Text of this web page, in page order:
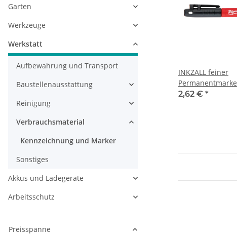
INKZALL feiner
2,62 € *
Garten
Werkzeuge
Werkstatt
Aufbewahrung und Transport
Baustellenausstattung
Reinigung
Verbrauchsmaterial
Kennzeichnung und Marker
Sonstiges
Akkus und Ladegeräte
Arbeitsschutz
Preisspanne